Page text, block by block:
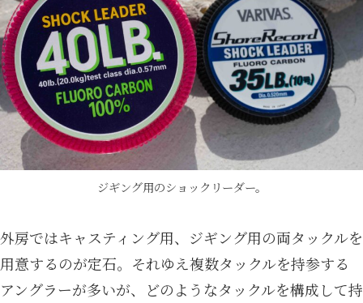
ジギング用のショックリーダー。
外房ではキャスティング用、ジギング用の両タックルを
用意するのが定石。それゆえ複数タックルを持参する
アングラーが多いが、どのようなタックルを構成して持